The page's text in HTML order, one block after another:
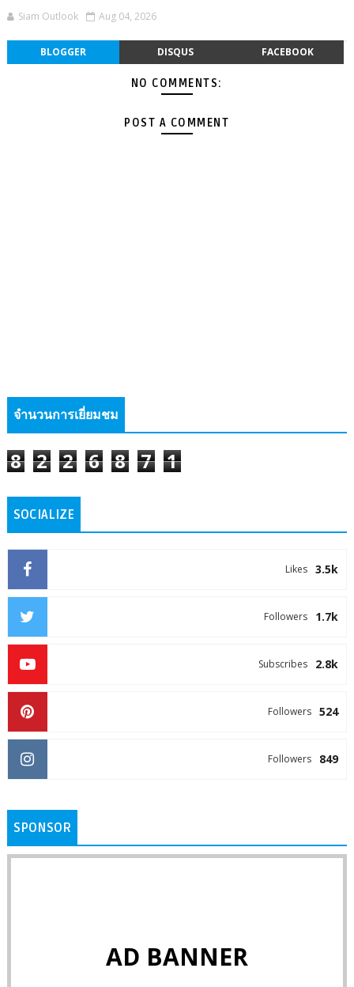
Siam Outlook Aug 04, 2026
BLOGGER DISQUS FACEBOOK
NO COMMENTS:
POST A COMMENT
จำนวนการเยี่ยมชม
8 2 2 6 8 7 1
SOCIALIZE
3.5k
Likes
1.7k
Followers
2.8k
Subscribes
524
Followers
849
Followers
SPONSOR
AD BANNER